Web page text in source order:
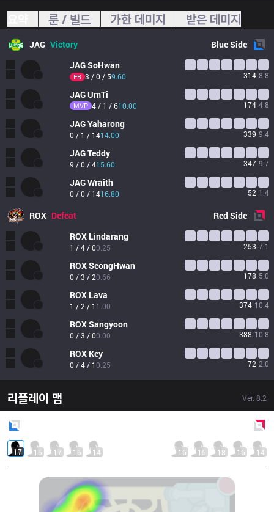
룬 / 빌드 가한 데미지 받은 데미지
JAG Victory BlueSide
JAGSoHwan
FB 3 / 0 / 59.60 314 8.8
JAGUmTi
MVP 4 / 1 / 610.00 174 4.8
JAGYaharong
0 / 1 / 1414.00 339 9.4
JAGTeddy
9 / 0 / 415.60 347 9.7
JAGWraith
0 / 0 / 1416.80 52 1.4
ROX Defeat RedSide
ROX Lindarang
1 / 4 / 00.25 253 7.1
ROXSeongHwan
0 / 3 / 20.66 178 5.0
ROX Lava
1 / 2 / 1 1.00 374 10.4
ROXSangyoon
0 / 3 / 00.00 388 10.8
ROX Key
0 / 4 / 10.25 72 2.0
리플레이 맵 Ver. 8.2
17 15 17 16 14 16 15 18 16 14